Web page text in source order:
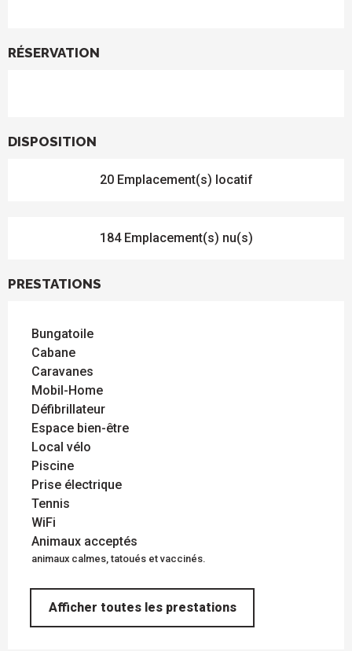
RÉSERVATION
DISPOSITION
20 Emplacement(s) locatif
184 Emplacement(s) nu(s)
PRESTATIONS
Bungatoile
Cabane
Caravanes
Mobil-Home
Défibrillateur
Espace bien-être
Local vélo
Piscine
Prise électrique
Tennis
WiFi
Animaux acceptés
animaux calmes, tatoués et vaccinés.
Afficher toutes les prestations